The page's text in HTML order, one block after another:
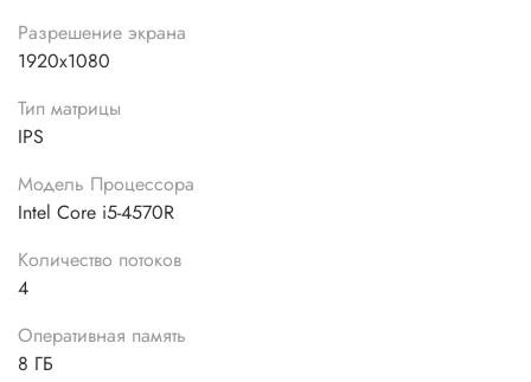
Разрешение экрана
1920x1080
Тип матрицы
IPS
Модель Процессора
Intel Core i5-4570R
Количество потоков
4
Оперативная память
8 ГБ